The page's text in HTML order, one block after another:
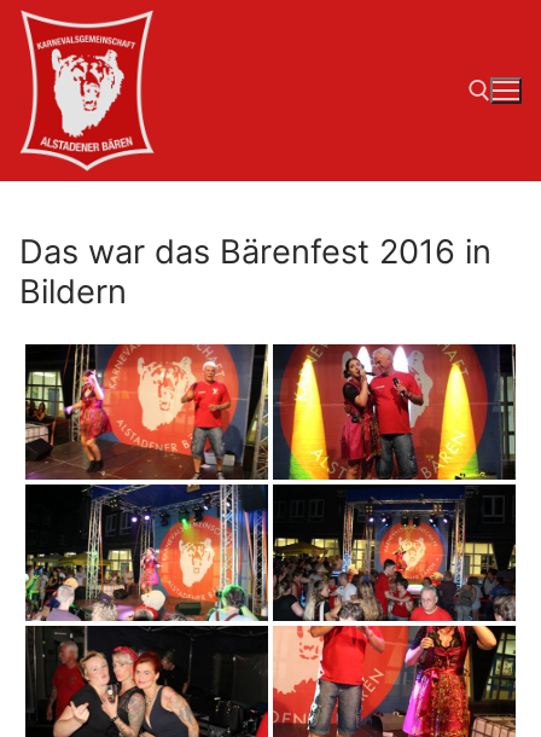
Zum
Inhalt
springen
Das war das Bärenfest 2016 in
Bildern